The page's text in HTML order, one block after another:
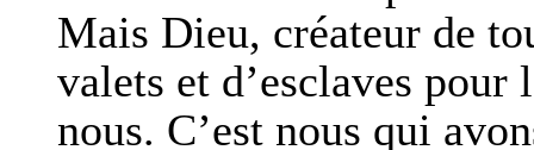
Mais Dieu, créateur de
valets et d’esclaves pour
nous. C’est nous qui